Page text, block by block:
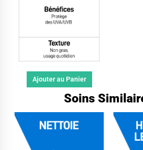
Ajouter au Panier
Soins